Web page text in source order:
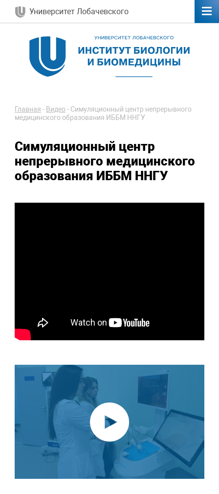
Университет Лобачевского
Главная - Видео - Симуляционный центр непрерывного
медицинского образования ИББМ ННГУ
Симуляционный центр
непрерывного медицинского
образования ИББМ ННГУ